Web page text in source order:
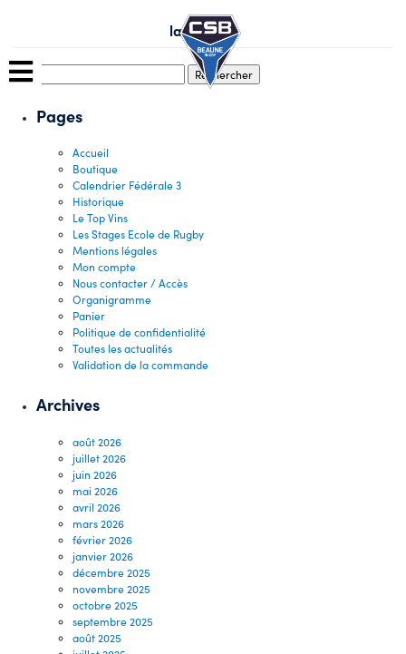
lavaillotte
Pages
Accueil
Boutique
Calendrier Fédérale 3
Historique
Le Top Vins
Les Stages Ecole de Rugby
Mentions légales
Mon compte
Nous contacter / Accès
Organigramme
Panier
Politique de confidentialité
Toutes les actualités
Validation de la commande
Archives
août 2026
juillet 2026
juin 2026
mai 2026
avril 2026
mars 2026
février 2026
janvier 2026
décembre 2025
novembre 2025
octobre 2025
septembre 2025
août 2025